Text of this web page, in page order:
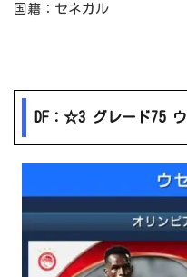
国籍：セネガル
DF：☆3 グレード75